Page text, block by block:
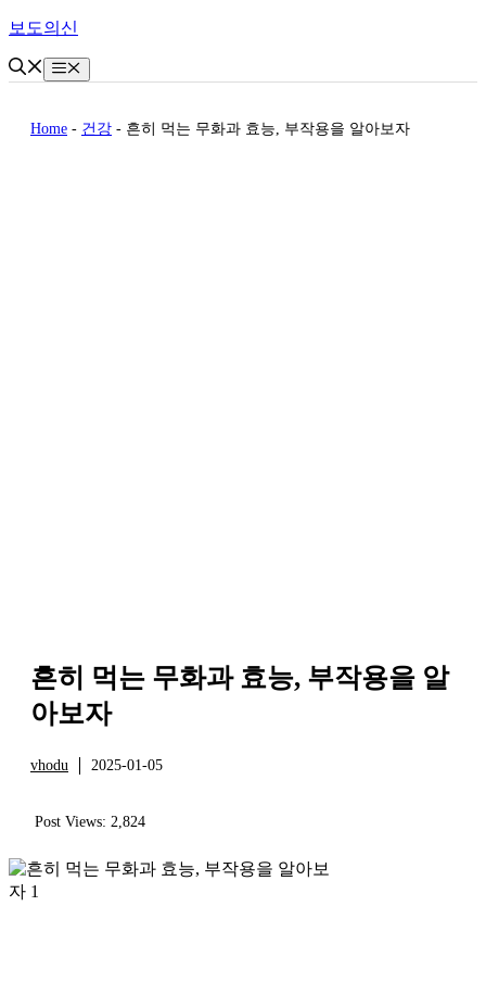
Skip
content
보도의신
Menu
Home - 건강 - 흔히 먹는 무화과 효능, 부작용을 알아보자
흔히 먹는 무화과 효능, 부작용을 알
아보자
vhodu 2025-01-05
Post Views: 2,824